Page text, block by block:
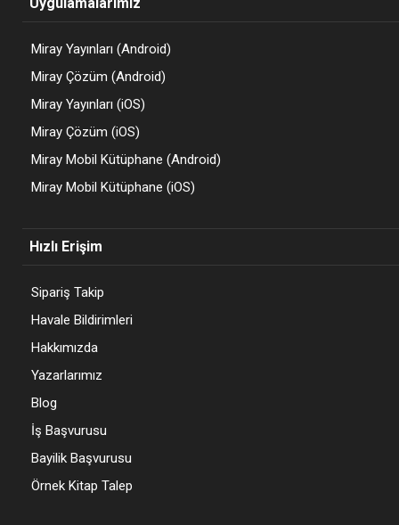
Miray Yayınları (Android)
Miray Çözüm (Android)
Miray Yayınları (iOS)
Miray Çözüm (iOS)
Miray Mobil Kütüphane (Android)
Miray Mobil Kütüphane (iOS)
Hızlı Erişim
Sipariş Takip
Havale Bildirimleri
Hakkımızda
Yazarlarımız
Blog
İş Başvurusu
Bayilik Başvurusu
Örnek Kitap Talep